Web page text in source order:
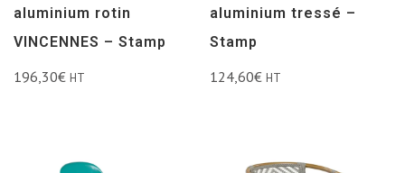
aluminium rotin
VINCENNES – Stamp
196,30€ HT
aluminium tressé –
Stamp
124,60€ HT